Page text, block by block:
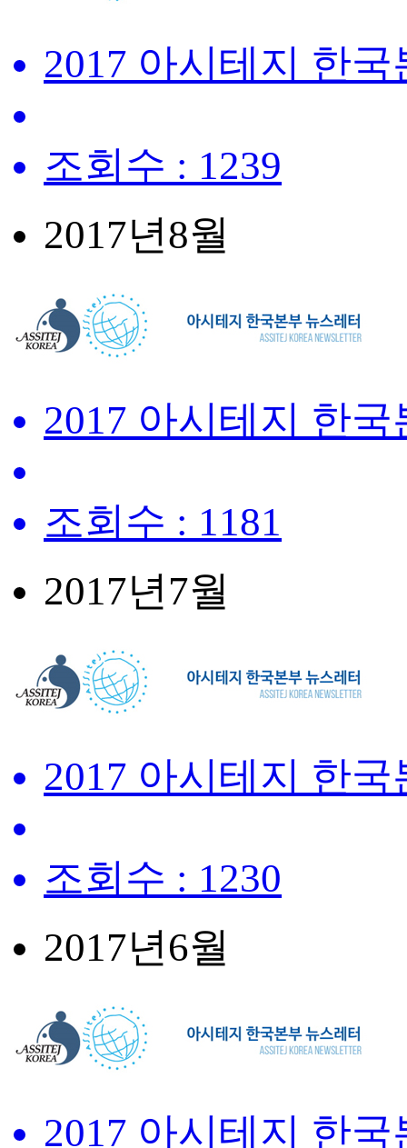
2017 아시테지 한
조회수 : 1239
2017년8월
2017 아시테지 한
조회수 : 1181
2017년 7월
2017 아시테지 한
조회수 : 1230
2017년6월
2017 아시테지 한